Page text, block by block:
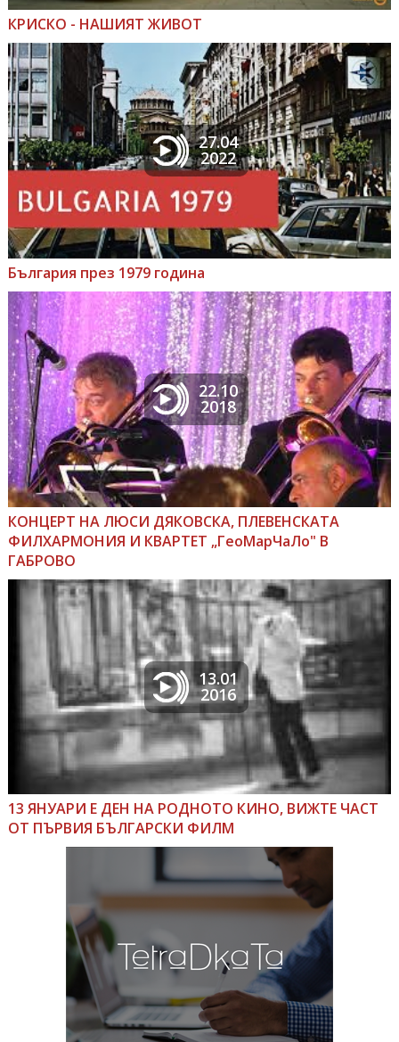
КРИСКО - НАШИЯТ ЖИВОТ
27.04
2022
България през 1979 година
22.10
2018
КОНЦЕРТ НА ЛЮСИ ДЯКОВСКА, ПЛЕВЕНСКАТА
ФИЛХАРМОНИЯ И КВАРТЕТ „ГеоМарЧаЛо" В
ГАБРОВО
13.01
2016
13 ЯНУАРИ Е ДЕН НА РОДНОТО КИНО, ВИЖТЕ ЧАСТ
ОТ ПЪРВИЯ БЪЛГАРСКИ ФИЛМ